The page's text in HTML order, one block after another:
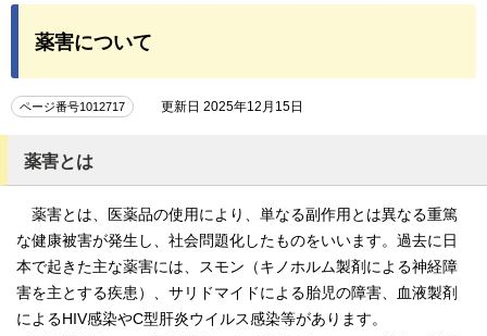
薬害について
ページ番号1012717 更新日 2025年12月15日
薬害とは
薬害とは、医薬品の使用により、単なる副作用とは異なる重篤
な健康被害が発生し、社会問題化したものをいいます。過去に日
本で起きた主な薬害には、スモン（キノホルム製剤による神経障
害を主とする疾患）、サリドマイドによる胎児の障害、血液製剤
によるHIV感染やC型肝炎ウイルス感染等があります。